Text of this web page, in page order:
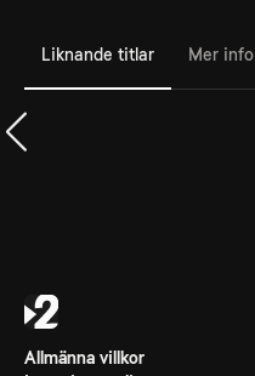
Liknande titlar Mer info
Allmänna villkor